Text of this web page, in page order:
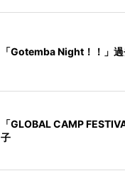
「Gotemba Night！！」
「GLOBAL CAMP
子